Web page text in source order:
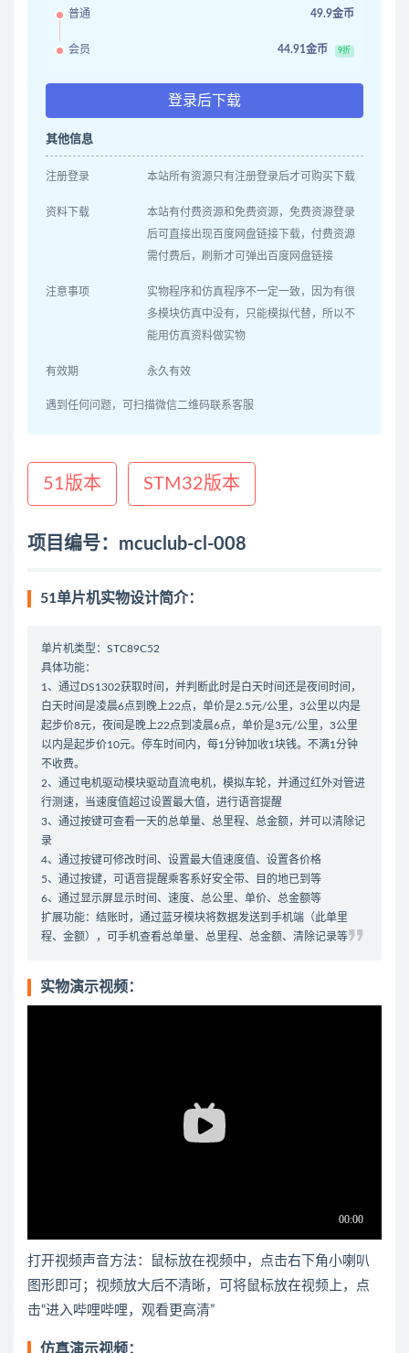
普通 49.9金币
会员 44.91金币 9折
登录后下载
其他信息
注册登录 本站所有资源只有注册登录后才可购买下载
资料下载
本站有付费资源和免费资源，免费资源登录
后可直接出现百度网盘链接下载，付费资源
需付费后，刷新才可弹出百度网盘链接
注意事项
实物程序和仿真程序不一定一致，因为有很
多模块仿真中没有，只能模拟代替，所以不
能用仿真资料做实物
有效期 永久有效
遇到任何问题，可扫描微信二维码联系客服
51版本 STM32版本
项目编号：mcuclub-cl-008
51单片机实物设计简介：
单片机类型：STC89C52
具体功能：
1、通过DS1302获取时间，并判断此时是白天时间还是夜间时间，
白天时间是凌晨6点到晚上22点，单价是2.5元/公里，3公里以内是
起步价8元，夜间是晚上22点到凌晨6点，单价是3元/公里，3公里
以内是起步价10元。停车时间内，每1分钟加收1块钱。不满1分钟
不收费。
2、通过电机驱动模块驱动直流电机，模拟车轮，并通过红外对管进
行测速，当速度值超过设置最大值，进行语音提醒
3、通过按键可查看一天的总单量、总里程、总金额，并可以清除记
录
4、通过按键可修改时间、设置最大值速度值、设置各价格
5、通过按键，可语音提醒乘客系好安全带、目的地已到等
6、通过显示屏显示时间、速度、总公里、单价、总金额等
扩展功能：结账时，通过蓝牙模块将数据发送到手机端（此单里
程、金额），可手机查看总单量、总里程、总金额、清除记录等
实物演示视频：
打开视频声音方法：鼠标放在视频中，点击右下角小喇叭
图形即可；视频放大后不清晰，可将鼠标放在视频上，点
击“进入哔哩哔哩，观看更高清”
仿真演示视频：